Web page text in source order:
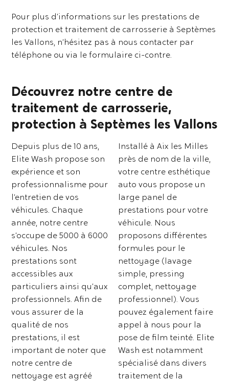
Pour plus d’informations sur les prestations de
protection et traitement de carrosserie à Septèmes
les Vallons, n’hésitez pas à nous contacter par
téléphone ou via le formulaire ci-contre.
Découvrez notre centre de
traitement de carrosserie,
protection à Septèmes les Vallons
Depuis plus de 10 ans,
Elite Wash propose son
expérience et son
professionnalisme pour
l’entretien de vos
véhicules. Chaque
année, notre centre
s’occupe de 5000 à 6000
véhicules. Nos
prestations sont
accessibles aux
particuliers ainsi qu’aux
professionnels. Afin de
vous assurer de la
qualité de nos
prestations, il est
important de noter que
notre centre de
nettoyage est agréé
Installé à Aix les Milles
près de nom de la ville,
votre centre esthétique
auto vous propose un
large panel de
prestations pour votre
véhicule. Nous
proposons différentes
formules pour le
nettoyage (lavage
simple, pressing
complet, nettoyage
professionnel). Vous
pouvez également faire
appel à nous pour la
pose de film teinté. Elite
Wash est notamment
spécialisé dans divers
traitement de la